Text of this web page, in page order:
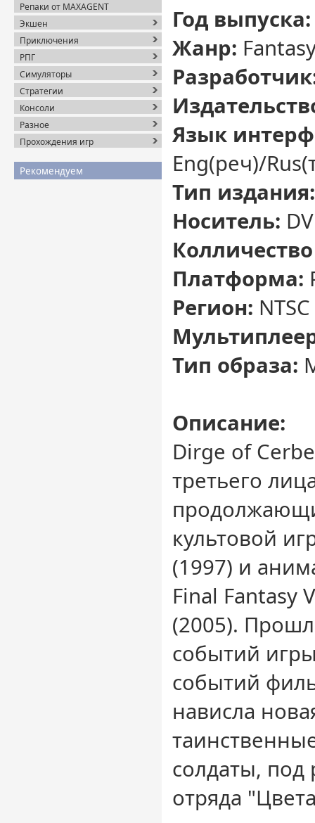
Репаки от MAXAGENT
Экшен
Приключения
РПГ
Симуляторы
Стратегии
Консоли
Разное
Прохождения игр
Рекомендуем
Год выпуска:
Жанр:
Язык
Eng(реч)/
Тип
Носитель:
Платформа:
Регион: NTSC
Тип образа:
Описание:
Dirge of
третьего
культовой
(1997) и
Final Fantasy
(2005).
событий
событий
нависла
солдаты, под
отряда